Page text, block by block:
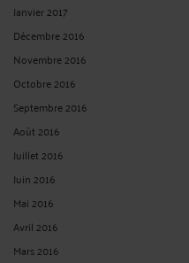
Janvier 2017
Décembre 2016
Novembre 2016
Octobre 2016
Septembre 2016
Août 2016
Juillet 2016
Juin 2016
Mai 2016
Avril 2016
Mars 2016